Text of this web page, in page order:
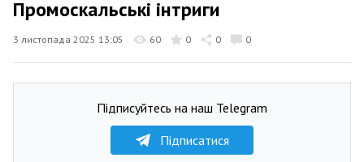
Промоскальські інтриги
3 листопада 2025 13:05 60 0 0 0
Підписуйтесь на наш Telegram
Підписатися